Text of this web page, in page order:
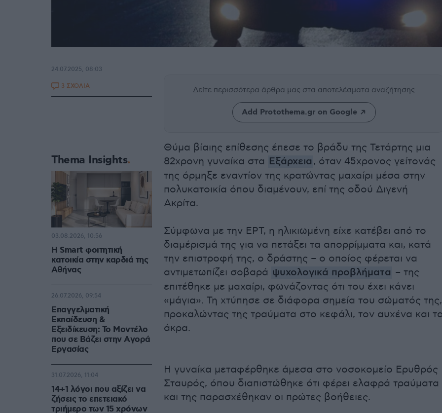
Δείτε περισσότερα άρθρα μας στα αποτελέσματα αναζήτησης
Add Protothema.gr on Google
Θύμα βίαιης επίθεσης έπεσε το βράδυ της Τετάρτης μια
82χρονη γυναίκα στα Εξάρχεια , όταν 45χρονος γείτονάς
της όρμηξε εναντίον της κρατώντας μαχαίρι μέσα στην
πολυκατοικία όπου διαμένουν, επί της οδού Διγενή
Ακρίτα.
Σύμφωνα με την ΕΡΤ, η ηλικιωμένη είχε κατέβει από το
διαμέρισμά της για να πετάξει τα απορρίμματα και, κατά
την επιστροφή της, ο δράστης – ο οποίος φέρεται να
αντιμετωπίζει σοβαρά ψυχολογικά προβλήματα – της
επιτέθηκε με μαχαίρι, φωνάζοντας ότι του έχει κάνει
«μάγια». Τη χτύπησε σε διάφορα σημεία του σώματός της,
προκαλώντας της τραύματα στο κεφάλι, τον αυχένα και
άκρα.
Η γυναίκα μεταφέρθηκε άμεσα στο νοσοκομείο Ερυθρός
Σταυρός, όπου διαπιστώθηκε ότι φέρει ελαφρά τραύματα
και της παρασχέθηκαν οι πρώτες βοήθειες.
24.07.2025, 08:03
3 ΣΧΟΛΙΑ
Thema Insights
Η Smart φοιτητική
κατοικία στην καρδιά της
Αθήνας
03.08.2026, 10:56
Επαγγελματική
Εκπαίδευση &
Εξειδίκευση: Το Mοντέλο
που σε Bάζει στην Aγορά
Eργασίας
26.07.2026, 09:54
14+1 λόγοι που αξίζει να
ζήσεις το επετειακό
τριήμερο των 15 χρόνων
31.07.2026, 11:04